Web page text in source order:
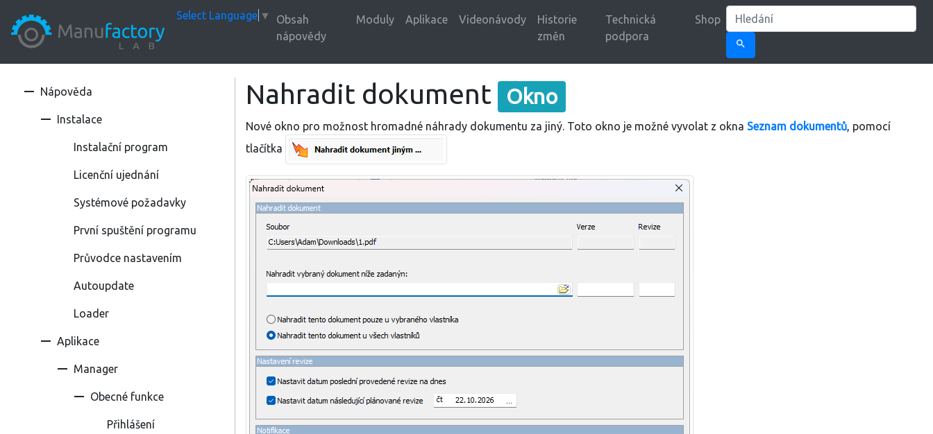
Select Language ▼
Obsah
nápovědy
Moduly Aplikace Videonávody
Historie
změn
Technická
podpora
Shop
search
Nápověda
Instalace
Instalační program
Licenční ujednání
Systémové požadavky
První spuštění programu
Průvodce nastavením
Autoupdate
Loader
Aplikace
Manager
Obecné funkce
Přihlášení
Nahradit dokument Okno
Nové okno pro možnost hromadné náhrady dokumentu za jiný. Toto okno je možné vyvolat z okna Seznam dokumentů, pomocí
tlačítka